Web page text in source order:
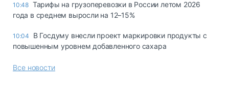
10:48 Тарифы на грузоперевозки в России летом 2026
года в среднем выросли на 12–15%
10:04
В Госдуму внесли проект маркировки продукты с
повышенным уровнем добавленного сахара
Все новости